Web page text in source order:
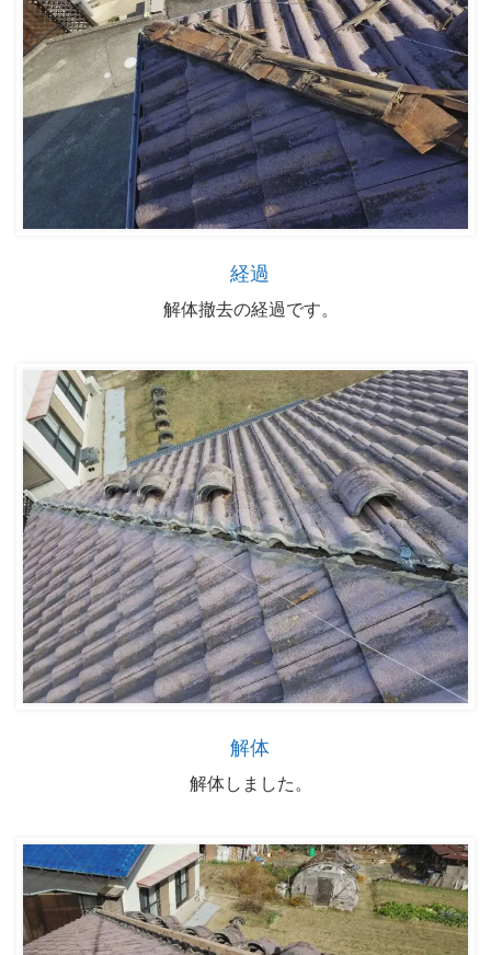
経過
解体撤去の経過です。
解体
解体しました。